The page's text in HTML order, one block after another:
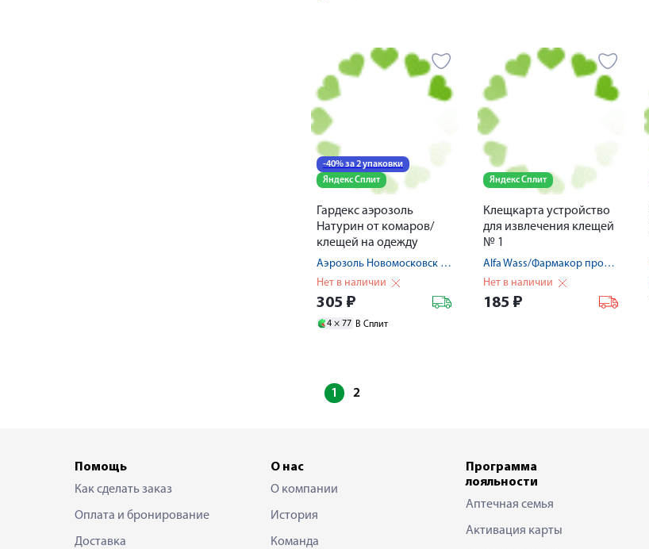
-40% за 2 упаковки
Яндекс Сплит
Гардекс аэрозоль
Натурин от комаров/
клещей на одежду
100мл
Аэрозоль Новомосковск ООО
Нет в наличии
305 ₽
4 × 77 В Сплит
Яндекс Сплит
Клещкарта устройство
для извлечения клещей
№ 1
Alfa Wass/Фармакор продакшн ОО
Нет в наличии
185 ₽
1 2
Помощь
Как сделать заказ
Оплата и бронирование
Доставка
О нас
О компании
История
Команда
Программа
лояльности
Аптечная семья
Активация карты